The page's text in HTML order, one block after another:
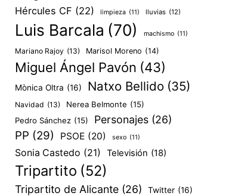
Hércules CF (22) limpieza (11) lluvias (12)
Luis Barcala (70) machismo (11)
Mariano Rajoy (13) Marisol Moreno (14)
Miguel Ángel Pavón (43)
Mònica Oltra (16) Natxo Bellido (35)
Navidad (13) Nerea Belmonte (15)
Pedro Sánchez (15) Personajes (26)
PP (29) PSOE (20) sexo (11)
Sonia Castedo (21) Televisión (18)
Tripartito (52)
Tripartito de Alicante (26) Twitter (16)